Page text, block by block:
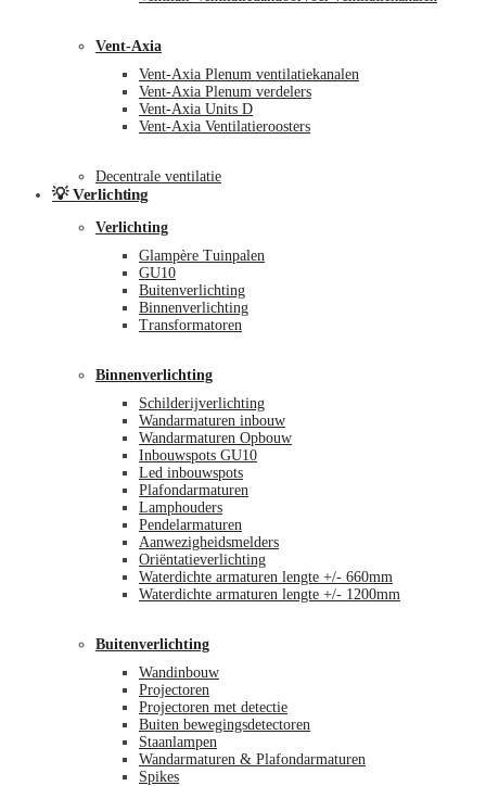
Vent-Axia
Vent-Axia Plenum ventilatiekanalen
Vent-Axia Plenum verdelers
Vent-Axia Units D
Vent-Axia Ventilatieroosters
Decentrale ventilatie
💡 Verlichting
Verlichting
Glampère Tuinpalen
GU10
Buitenverlichting
Binnenverlichting
Transformatoren
Binnenverlichting
Schilderijverlichting
Wandarmaturen inbouw
Wandarmaturen Opbouw
Inbouwspots GU10
Led inbouwspots
Plafondarmaturen
Lamphouders
Pendelarmaturen
Aanwezigheidsmelders
Oriëntatieverlichting
Waterdichte armaturen lengte +/- 660mm
Waterdichte armaturen lengte +/- 1200mm
Buitenverlichting
Wandinbouw
Projectoren
Projectoren met detectie
Buiten bewegingsdetectoren
Staanlampen
Wandarmaturen & Plafondarmaturen
Spikes